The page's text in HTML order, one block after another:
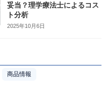
妥当？理学療法士によるコス
ト分析
2025年10月6日
商品情報